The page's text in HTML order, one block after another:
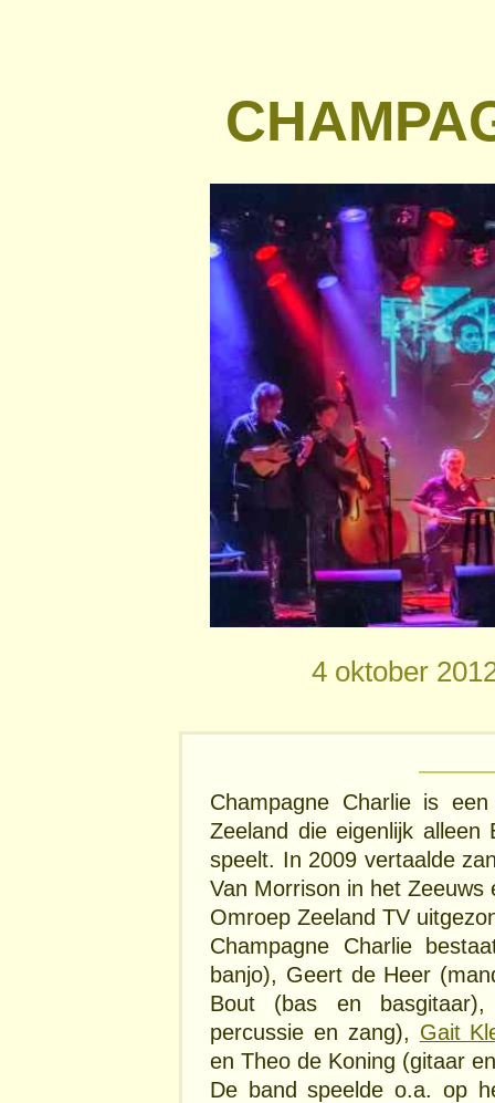
4 oktober
Champagne Charlie is
Zeeland die eigenlijk alleen
speelt. In 2009 vertaalde
Van Morrison in het
Omroep Zeeland TV
Champagne Charlie
banjo), Geert de Heer
Bout (bas en basgitaar),
percussie en zang), Gait
en Theo de Koning (gitaar
De band speelde o.a. op